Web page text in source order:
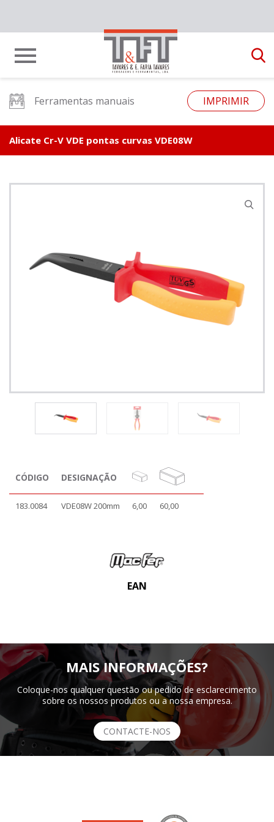
Ferramentas manuais IMPRIMIR
Alicate Cr-V VDE pontas curvas VDE08W
CÓDIGO DESIGNAÇÃO
183.0084 VDE08W 200mm 6,00 60,00
EAN
MAIS INFORMAÇÕES?
Coloque-nos qualquer questão ou pedido de esclarecimento
sobre os nossos produtos ou a nossa empresa.
CONTACTE-NOS